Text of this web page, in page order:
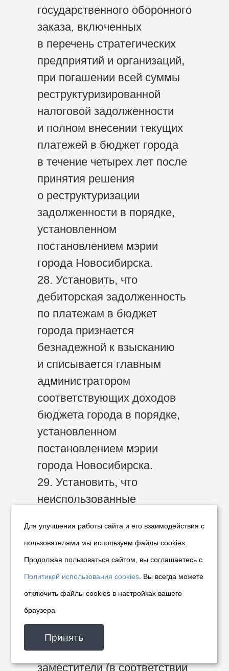
государственного оборонного
заказа, включенных
в перечень стратегических
предприятий и организаций,
при погашении всей суммы
реструктуризированной
налоговой задолженности
и полном внесении текущих
платежей в бюджет города
в течение четырех лет после
принятия решения
о реструктуризации
задолженности в порядке,
установленном
постановлением мэрии
города Новосибирска.
28. Установить, что
дебиторская задолженность
по платежам в бюджет
города признается
безнадежной к взысканию
и списывается главным
администратором
соответствующих доходов
бюджета города в порядке,
установленном
постановлением мэрии
города Новосибирска.
29. Установить, что
неиспользованные
2012 года целевые средства,
поступившие из бюджетов
других уровней в бюджет
города, подлежат возврату.
30. Начальник департамента
финансов и налоговой
политики мэрии города
Новосибирска и его
заместители (в соответствии
Для улучшения работы сайта и его взаимодействия с
пользователями мы используем файлы cookies.
Продолжая пользоваться сайтом, вы соглашаетесь с
Политикой использования cookies . Вы всегда можете
отключить файлы cookies в настройках вашего
браузера
Принять